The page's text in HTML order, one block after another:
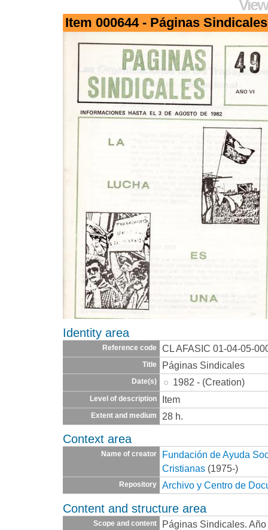
Item 000644 - Páginas Sindicales
Identity area
Reference code CL AFASIC 01-04-05-
Title Páginas Sindicales
Date(s) 1982 - (Creation)
Level of description Item
Extent and medium 28 h.
Context area
Name of creator
Fundación de Ayuda
Cristianas (1975-)
Repository Archivo y Centro de
Content and structure area
Scope and content
Páginas Sindicales.